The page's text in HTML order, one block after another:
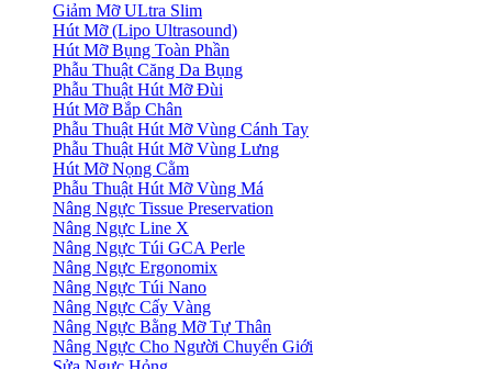
Giảm Mỡ ULtra Slim
Hút Mỡ (Lipo Ultrasound)
Hút Mỡ Bụng Toàn Phần
Phẫu Thuật Căng Da Bụng
Phẫu Thuật Hút Mỡ Đùi
Hút Mỡ Bắp Chân
Phẫu Thuật Hút Mỡ Vùng Cánh Tay
Phẫu Thuật Hút Mỡ Vùng Lưng
Hút Mỡ Nọng Cằm
Phẫu Thuật Hút Mỡ Vùng Má
Nâng Ngực Tissue Preservation
Nâng Ngực Line X
Nâng Ngực Túi GCA Perle
Nâng Ngực Ergonomix
Nâng Ngực Túi Nano
Nâng Ngực Cấy Vàng
Nâng Ngực Bằng Mỡ Tự Thân
Nâng Ngực Cho Người Chuyển Giới